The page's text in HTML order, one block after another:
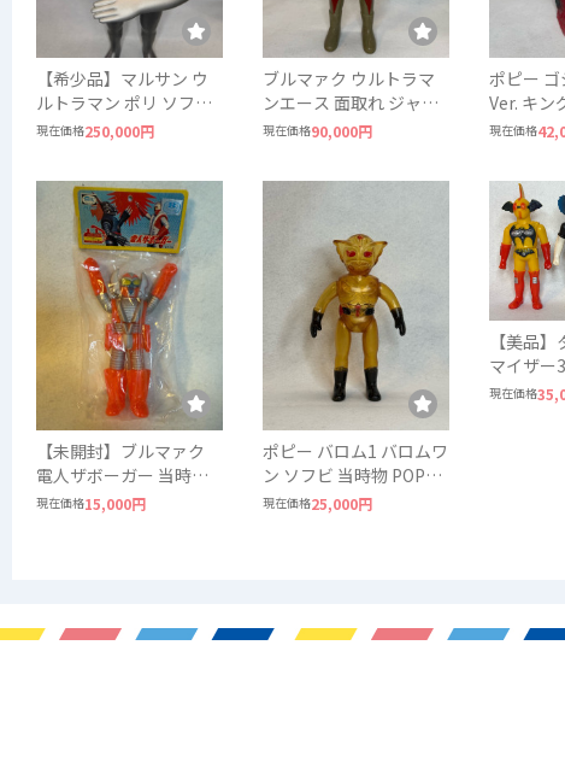
【希少品】マルサン ウ
ルトラマン ポリ ソフビ
ジャイアントサイズ 当
現在価格250,000円
ブルマァク ウルトラマ
ンエース 面取れ ジャイ
アントサイズ ソフビ
現在価格90,000円
ポピー
Ver. キン
ジラザウ
現在価格
【未開封】ブルマァク
電人ザボーガー 当時物
ソフビ ロボット
現在価格15,000円
ポピー バロム1 バロムワ
ン ソフビ 当時物 POPY
東映 スケルトン
現在価格25,000円
【美品
マイザー
ビル ガブ
現在価格